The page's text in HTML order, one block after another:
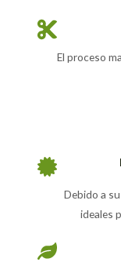
El proceso
Debido a
ideales